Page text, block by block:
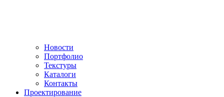
Новости
Портфолио
Текстуры
Каталоги
Контакты
Проектирование